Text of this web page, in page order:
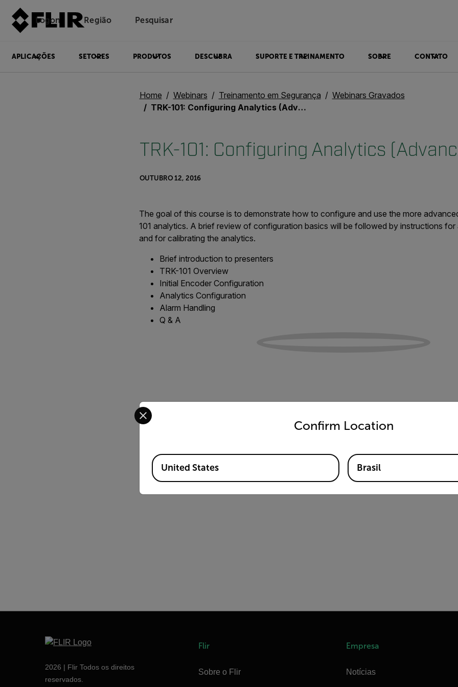
Logon Região Pesquisar
APLICAÇÕES SETORES PRODUTOS DESCUBRA SUPORTE E TREINAMENTO SOBRE CONTATO
Home Webinars Treinamento em Segurança
Webinars Gravados
TRK-101: Configuring Analytics (Advanced)
TRK-101: Configuring Analytics
OUTUBRO 12, 2016
The goal of this course is to demonstrate how to configure and use the more
101 analytics. A brief review of configuration basics will be followed by instructions for
and for calibrating the analytics.
Brief introduction to presenters
TRK-101 Overview
Initial Encoder Configuration
Analytics Configuration
Alarm Handling
Q & A
2026 | Flir Todos os direitos
reservados.
Flir
Sobre o Flir
Empresa
Notícias
Confirm Location
Select your preferred country and language from the options below to access the
Available Locations
United States Brasil